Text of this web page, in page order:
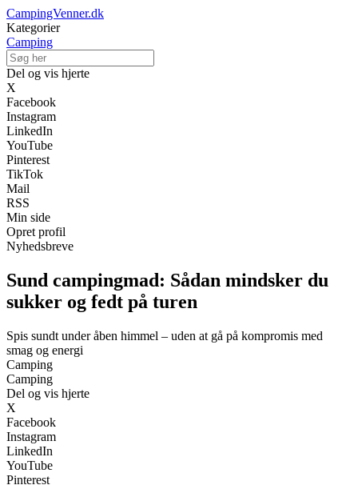
CampingVenner.dk
Kategorier
Camping
Del og vis hjerte
X
Facebook
Instagram
LinkedIn
YouTube
Pinterest
TikTok
Mail
RSS
Min side
Opret profil
Nyhedsbreve
Sund campingmad: Sådan mindsker du
sukker og fedt på turen
Spis sundt under åben himmel – uden at gå på kompromis med
smag og energi
Camping
Camping
Del og vis hjerte
X
Facebook
Instagram
LinkedIn
YouTube
Pinterest